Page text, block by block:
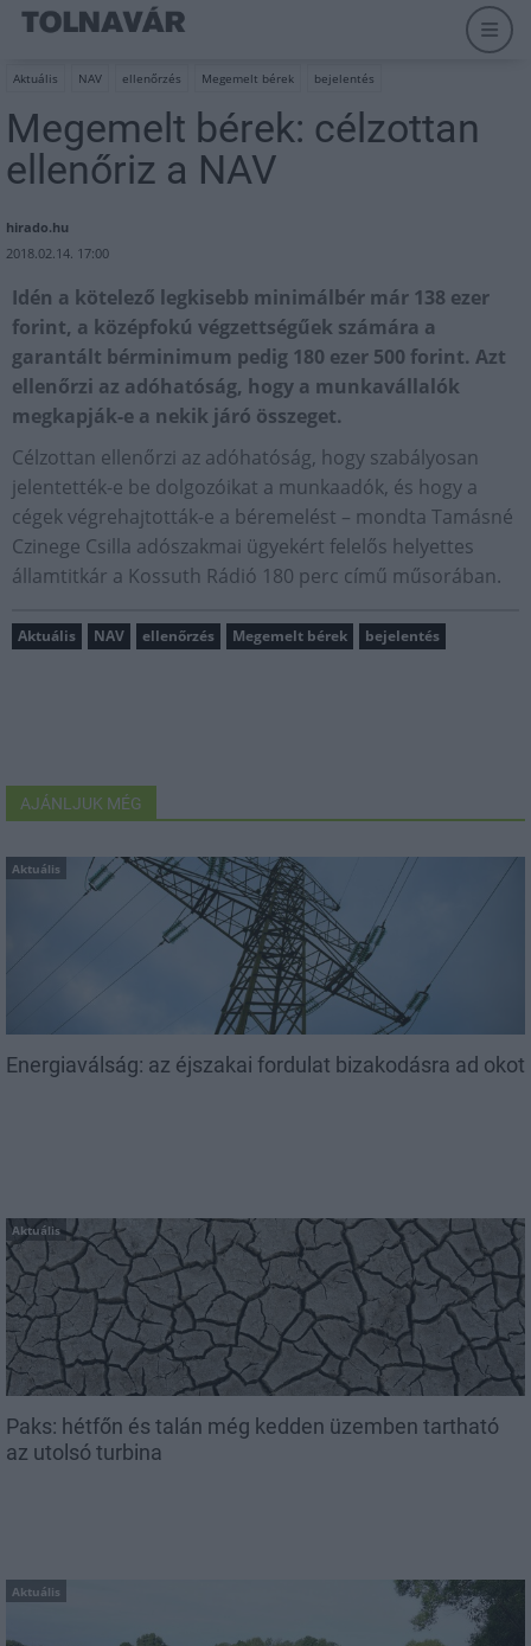
Aktuális NAV ellenőrzés Megemelt bérek bejelentés
Megemelt bérek: célzottan
ellenőriz a NAV
hirado.hu
2018.02.14. 17:00
Idén a kötelező legkisebb minimálbér már 138 ezer
forint, a középfokú végzettségűek számára a
garantált bérminimum pedig 180 ezer 500 forint. Azt
ellenőrzi az adóhatóság, hogy a munkavállalók
megkapják-e a nekik járó összeget.
Célzottan ellenőrzi az adóhatóság, hogy szabályosan
jelentették-e be dolgozóikat a munkaadók, és hogy a
cégek végrehajtották-e a béremelést – mondta Tamásné
Czinege Csilla adószakmai ügyekért felelős helyettes
államtitkár a Kossuth Rádió 180 perc című műsorában.
Aktuális NAV ellenőrzés Megemelt bérek bejelentés
AJÁNLJUK MÉG
Aktuális
Energiaválság: az éjszakai fordulat bizakodásra ad okot
Aktuális
Paks: hétfőn és talán még kedden üzemben tartható
az utolsó turbina
Aktuális